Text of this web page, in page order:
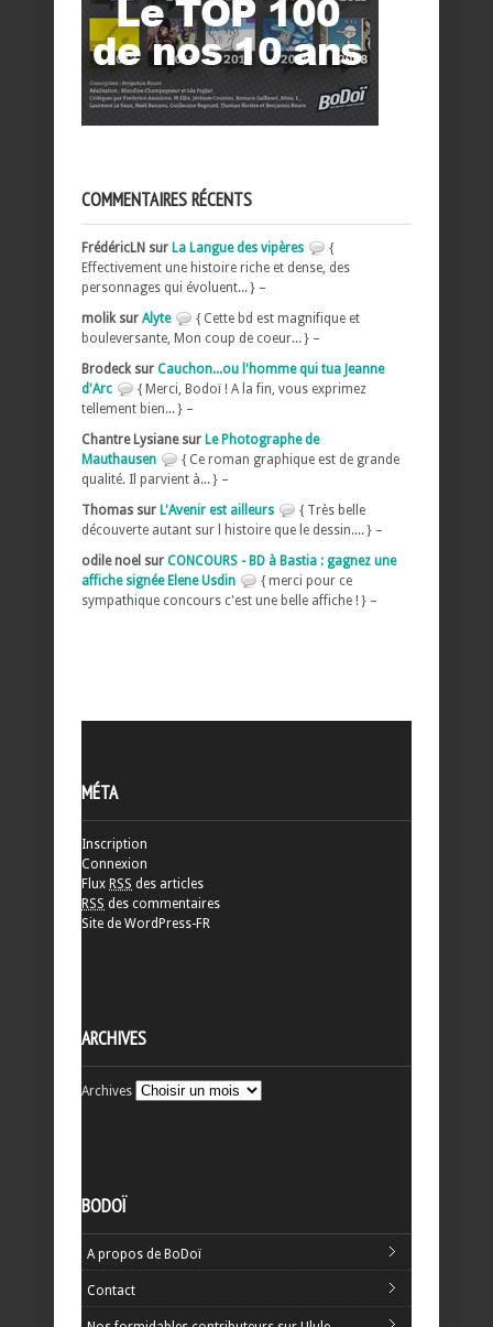
COMMENTAIRES RÉCENTS
FrédéricLN sur La Langue des vipères
{
Effectivement une histoire riche et dense, des
personnages qui évoluent... } –
molik sur Alyte
{ Cette bd est magnifique et
bouleversante, Mon coup de coeur... } –
Brodeck sur Cauchon...ou l'homme qui tua Jeanne
d'Arc
{ Merci, Bodoï ! A la fin, vous exprimez
tellement bien... } –
Chantre Lysiane sur Le Photographe de
Mauthausen
{ Ce roman graphique est de grande
qualité. Il parvient à... } –
Thomas sur L'Avenir est ailleurs
{ Très belle
découverte autant sur l histoire que le dessin.... } –
odile noel sur CONCOURS - BD à Bastia : gagnez une
affiche signée Elene Usdin
{ merci pour ce
sympathique concours c'est une belle affiche ! } –
MÉTA
Inscription
Connexion
Flux RSS des articles
RSS des commentaires
Site de WordPress-FR
ARCHIVES
Archives
BODOÏ
A propos de BoDoï
Contact